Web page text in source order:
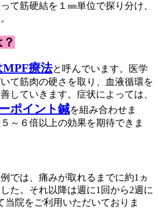
て筋硬結を１㎜単位で探り分け、
療法と呼んでいます。医学
て筋肉の硬さを取り、血液循環を
していきます。症状によっては、
ポイント鍼を組み合わせま
～６倍以上の効果を期待できま
では、痛みが取れるまでに約1ヵ
た。それ以降は週に1回から2週に
当院をご利用いただいておりま